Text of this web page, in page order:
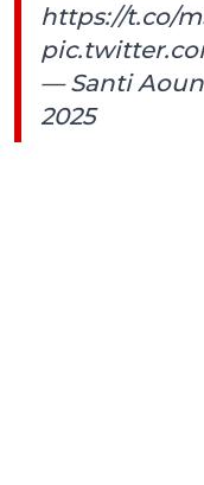
https://t.co/
— Santi
2025